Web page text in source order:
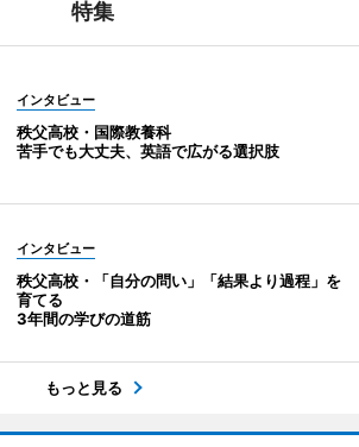
特集
インタビュー
秩父高校・国際教養科
苦手でも大丈夫、英語で広がる選択肢
インタビュー
秩父高校・「自分の問い」「結果より過程」を
育てる
3年間の学びの道筋
もっと見る